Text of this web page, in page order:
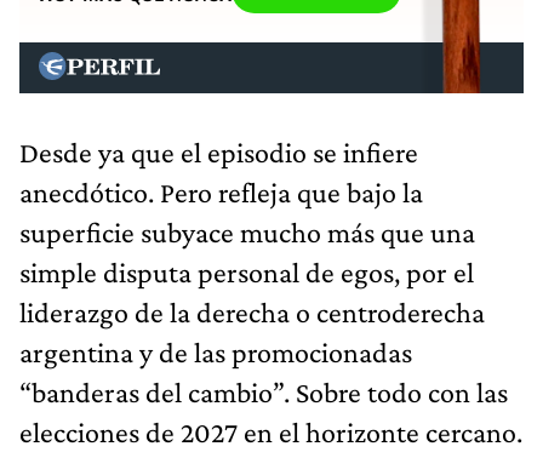
Desde ya que el episodio se infiere
anecdótico. Pero refleja que bajo la
superficie subyace mucho más que una
simple disputa personal de egos, por el
liderazgo de la derecha o centroderecha
argentina y de las promocionadas
“banderas del cambio”. Sobre todo con las
elecciones de 2027 en el horizonte cercano.